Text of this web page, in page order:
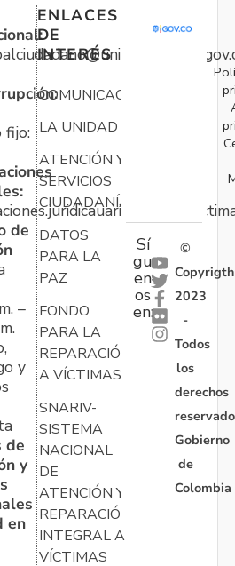
fijo:
de
–
y
de
y
en
ENLACES
DE
INTERÉS
COMUNICACIONES
LA UNIDAD
ATENCIÓN Y
SERVICIOS
CIUDADANÍA
DATOS
PARA LA
PAZ
FONDO
PARA LA
REPARACIÓN
A VÍCTIMAS
SNARIV-
SISTEMA
NACIONAL
DE
ATENCIÓN Y
REPARACIÓN
INTEGRAL A
VÍCTIMAS
Sí
gu
en
os
en:
©
Copyrigth
2023
-
Todos
los
derechos
Gobierno
de
Colombia